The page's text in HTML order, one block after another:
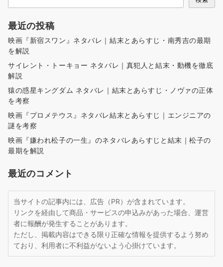
送
り
最近の投稿
映画『新宿スワン』ネタバレ｜結末とあらすじ・南秀吉の最期
を解説
サイレント・トーキョー ネタバレ｜真犯人と結末・動機を徹底
解説
猿の惑星キングダム ネタバレ｜結末とあらすじ・ノヴァの正体
を考察
映画『プロメテウス』ネタバレ結末とあらすじ｜エンジニアの
謎を考察
映画『嫌われ松子の一生』のネタバレあらすじと結末｜松子の
最期を解説
最近のコメント
当サイトの記事内には、広告（PR）が含まれています。
リンクを経由して商品・サービスの申込みがあった場合、運営
者に報酬が発生することがあります。
ただし、掲載内容はできる限り正確な情報を提供するよう努め
ており、利用者に不利益がないよう心掛けています。